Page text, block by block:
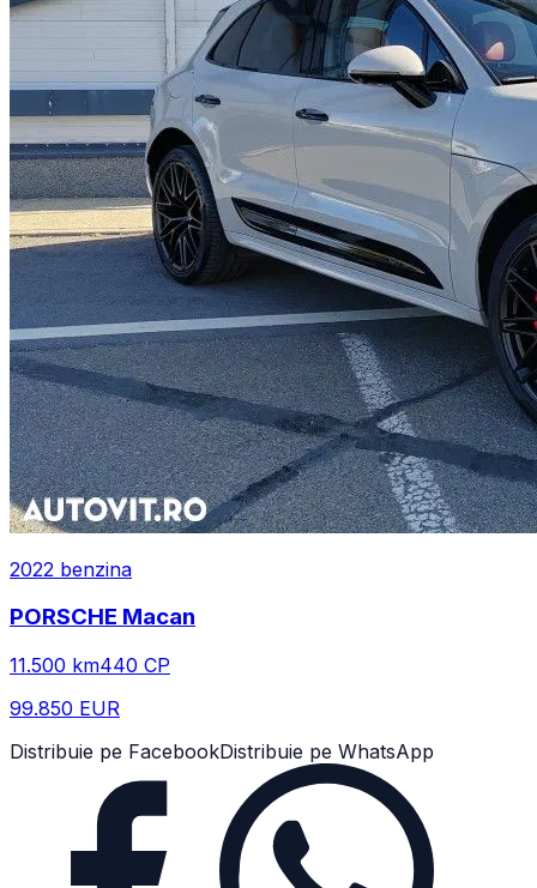
2022 benzina
PORSCHE Macan
11.500 km440 CP
99.850 EUR
Distribuie pe FacebookDistribuie pe WhatsApp